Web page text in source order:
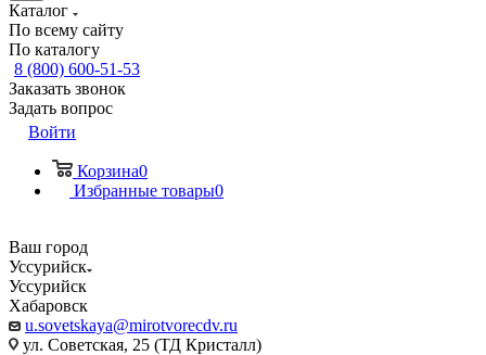
Каталог
По всему сайту
По каталогу
8 (800) 600-51-53
Заказать звонок
Задать вопрос
Войти
Корзина0
Избранные товары0
Ваш город
Уссурийск
Уссурийск
Хабаровск
u.sovetskaya@mirotvorecdv.ru
ул. Советская, 25 (ТД Кристалл)